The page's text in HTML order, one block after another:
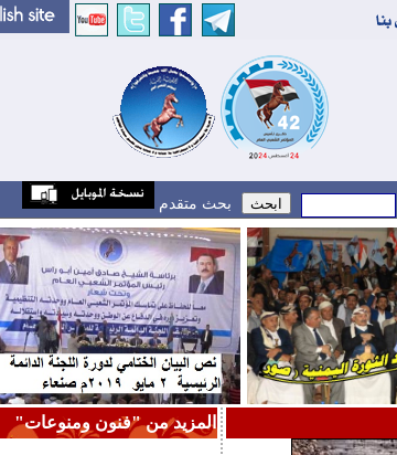
بحث متقدم
المزيد من "فنون ومنوعات"